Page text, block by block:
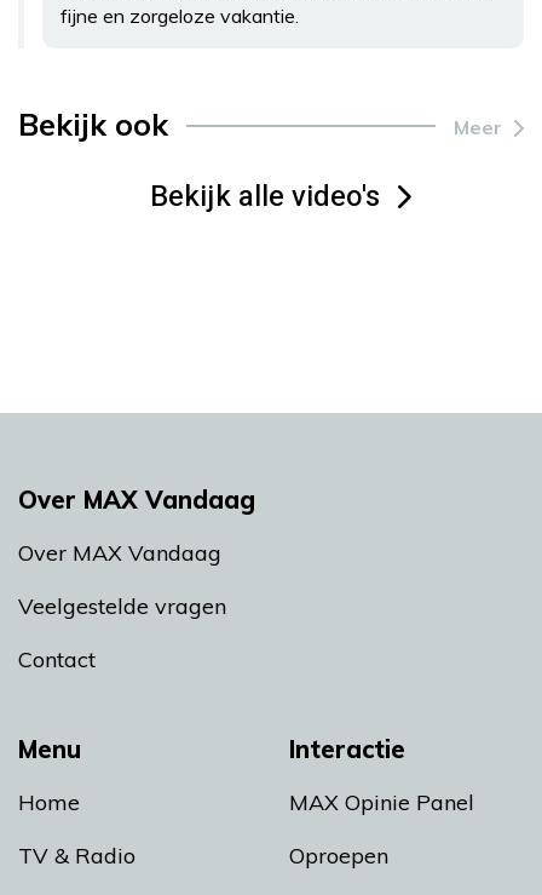
fijne en zorgeloze vakantie.
Bekijk ook Meer
Bekijk alle video's
Menu
Home
TV & Radio
Interactie
MAX Opinie Panel
Oproepen
Over MAX Vandaag
Over MAX Vandaag
Veelgestelde vragen
Contact